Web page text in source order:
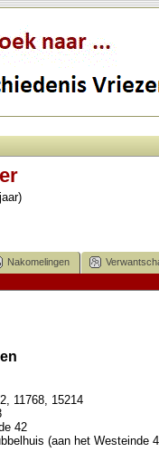
Nakomelingen
11768, 15214
42
(aan het Westeinde